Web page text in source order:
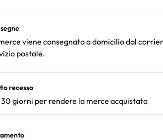
viene consegnata a domicilio dal
postale.
recesso
30 giorni per rendere la merce acquistata